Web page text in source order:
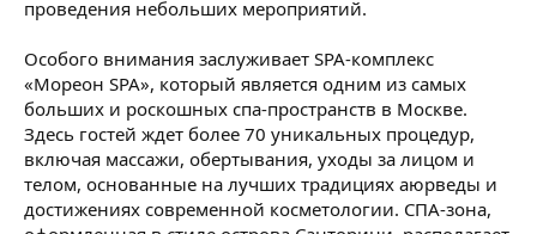
проведения небольших мероприятий.
Особого внимания заслуживает SPA-комплекс
«Мореон SPA», который является одним из самых
больших и роскошных спа-пространств в Москве.
Здесь гостей ждет более 70 уникальных процедур,
включая массажи, обертывания, уходы за лицом и
телом, основанные на лучших традициях аюрведы и
достижениях современной косметологии. СПА-зона,